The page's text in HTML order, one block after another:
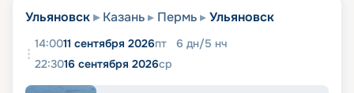
Ульяновск Казань Пермь Ульяновск
14:0011 сентября 2026пт 6 дн/5 нч
22:3016 сентября 2026ср